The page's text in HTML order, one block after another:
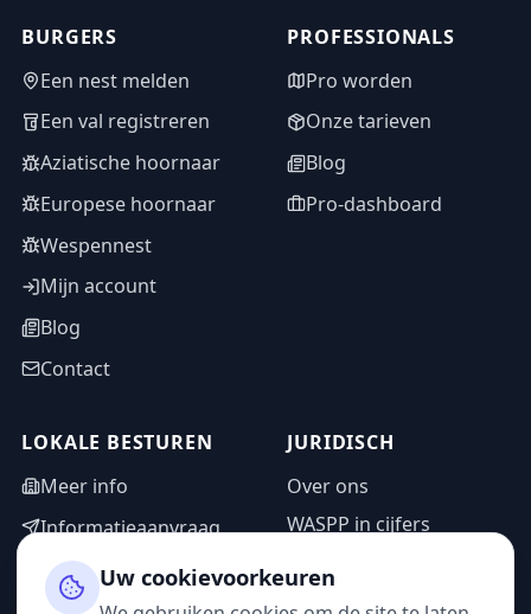
BURGERS
Een nest melden
Een val registreren
Aziatische hoornaar
Europese hoornaar
Wespennest
Mijn account
Blog
Contact
PROFESSIONALS
Pro worden
Onze tarieven
Blog
Pro-dashboard
LOKALE BESTUREN
Meer info
Informatieaanvraag
Adminzone
JURIDISCH
Over ons
WASPP in cijfers
Privacybeleid
Uw cookievoorkeuren